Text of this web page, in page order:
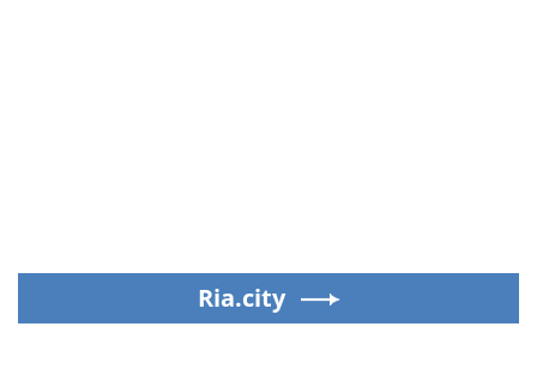
Ria.city